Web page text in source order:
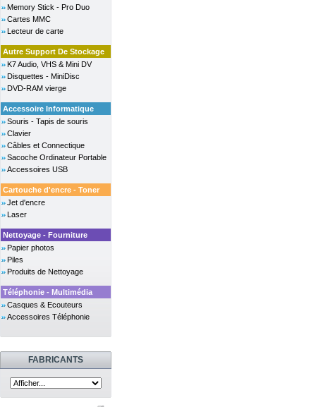
Memory Stick - Pro Duo
Cartes MMC
Lecteur de carte
Autre Support De Stockage
K7 Audio, VHS & Mini DV
Disquettes - MiniDisc
DVD-RAM vierge
Accessoire Informatique
Souris - Tapis de souris
Clavier
Câbles et Connectique
Sacoche Ordinateur Portable
Accessoires USB
Cartouche d'encre - Toner
Jet d'encre
Laser
Nettoyage - Fourniture
Papier photos
Piles
Produits de Nettoyage
Téléphonie - Multimédia
Casques & Ecouteurs
Accessoires Téléphonie
FABRICANTS